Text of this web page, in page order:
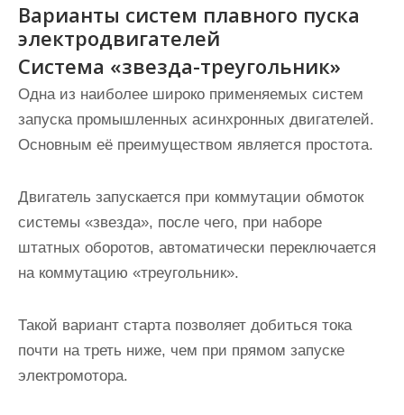
Варианты систем плавного пуска
электродвигателей
Система «звезда-треугольник»
Одна из наиболее широко применяемых систем
запуска промышленных асинхронных двигателей.
Основным её преимуществом является простота.
Двигатель запускается при коммутации обмоток
системы «звезда», после чего, при наборе
штатных оборотов, автоматически переключается
на коммутацию «треугольник».
Такой вариант старта позволяет добиться тока
почти на треть ниже, чем при прямом запуске
электромотора.